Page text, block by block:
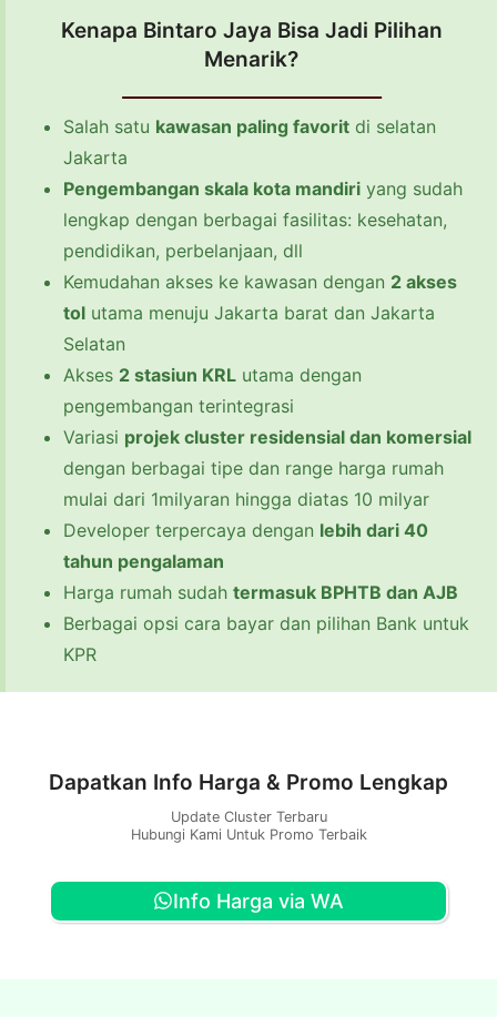
Kenapa Bintaro Jaya Bisa Jadi Pilihan
Menarik?
Salah satu kawasan paling favorit di selatan
Jakarta
Pengembangan skala kota mandiri yang sudah
lengkap dengan berbagai fasilitas: kesehatan,
pendidikan, perbelanjaan, dll
Kemudahan akses ke kawasan dengan 2 akses
tol utama menuju Jakarta barat dan Jakarta
Selatan
Akses 2 stasiun KRL utama dengan
pengembangan terintegrasi
Variasi projek cluster residensial dan komersial
dengan berbagai tipe dan range harga rumah
mulai dari 1milyaran hingga diatas 10 milyar
Developer terpercaya dengan lebih dari 40
tahun pengalaman
Harga rumah sudah termasuk BPHTB dan AJB
Berbagai opsi cara bayar dan pilihan Bank untuk
KPR
Dapatkan Info Harga & Promo Lengkap
Update Cluster Terbaru
Hubungi Kami Untuk Promo Terbaik
Info Harga via WA